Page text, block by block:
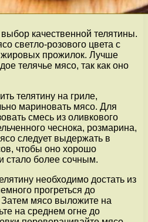
качественной телятины.
светло-розового цвета с
прожилок. Лучше
телячье мясо, так как оно
телятину на гриле,
мариновать мясо. Для
смесь из оливкового
чеснока, розмарина,
следует выдержать в
чтобы оно хорошо
стало более сочным.
необходимо достать из
прогреться до
мясо выложите на
на среднем огне до